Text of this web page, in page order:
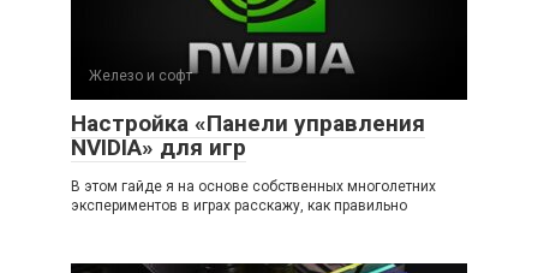
Железо и софт
Настройка «Панели управления
NVIDIA» для игр
В этом гайде я на основе собственных многолетних
экспериментов в играх расскажу, как правильно